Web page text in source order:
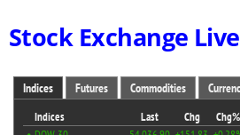
Stock Exchange Live